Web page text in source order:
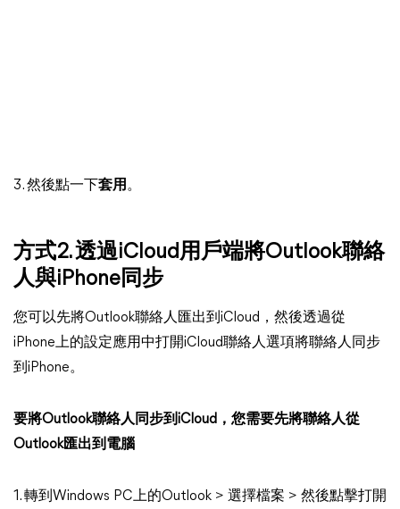
3. 然後點一下套用 。
方式2. 透過iCloud用戶端將Outlook聯絡
人與iPhone同步
您可以先將Outlook聯絡人匯出到iCloud，然後透過從
iPhone上的設定應用中打開iCloud聯絡人選項將聯絡人同步
到iPhone。
要將Outlook聯絡人同步到iCloud，您需要先將聯絡人從
Outlook匯出到電腦
1. 轉到Windows PC上的Outlook > 選擇檔案 > 然後點擊打開